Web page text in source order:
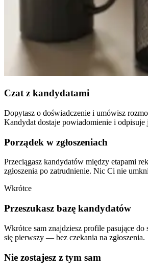
Czat z kandydatami
Dopytasz o doświadczenie i umówisz
Kandydat dostaje powiadomienie i odpisuje
Porządek w zgłoszeniach
Przeciągasz kandydatów między etapami
zgłoszenia po zatrudnienie. Nic Ci nie
Wkrótce
Przeszukasz bazę kandydatów
Wkrótce sam znajdziesz profile pasujące do
się pierwszy — bez czekania na zgłoszenia.
Nie zostajesz z tym sam